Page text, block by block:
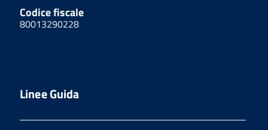
Codice fiscale
80013290228
Linee Guida